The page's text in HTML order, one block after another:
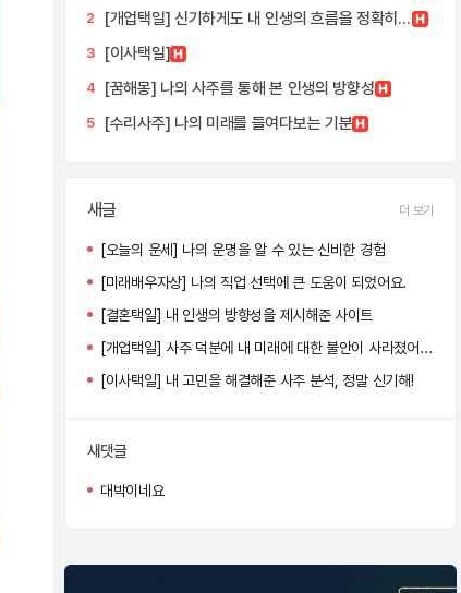
2 [개업택일] 신기하게도 내 인생의 흐름을 정확히 맞추더라
3 [이사택일]
4 [꿈해몽] 나의 사주를 통해 본 인생의 방향성
5 [수리사주] 나의 미래를 들여다보는 기분
새글 더 보기
[오늘의 운세] 나의 운명을 알 수 있는 신비한 경험
[미래배우자상] 나의 직업 선택에 큰 도움이 되었어요.
[결혼택일] 내 인생의 방향성을 제시해준 사이트
[개업택일] 사주 덕분에 내 미래에 대한 불안이 사라졌어요.
[이사택일] 내 고민을 해결해준 사주 분석, 정말 신기해!
새댓글
대박이네요